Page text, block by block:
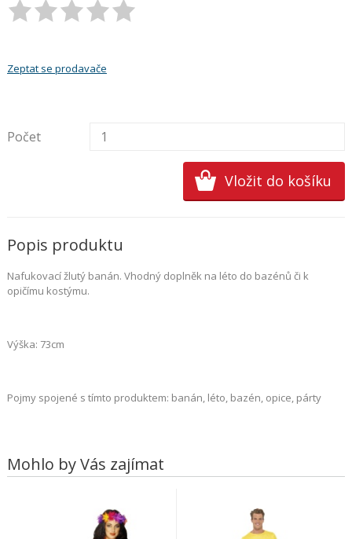
Zeptat se prodavače
Počet
Popis produktu
Nafukovací žlutý banán. Vhodný doplněk na léto do bazénů či k
opičímu kostýmu.
Výška: 73cm
Pojmy spojené s tímto produktem: banán, léto, bazén, opice, párty
Mohlo by Vás zajímat